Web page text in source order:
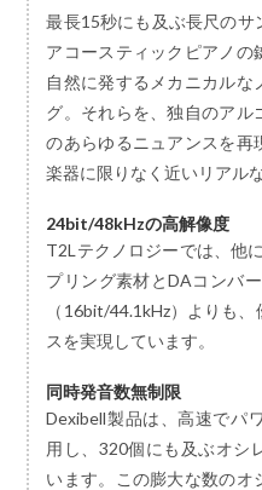
最長15秒にも及ぶ長尺の
アコースティックピアノの
自然に発するメカニカルな
グ。それらを、独自のアル
のあらゆるニュアンスを再
楽器に限りなく近いリアル
24bit/48kHzの高解像度
T2Lテクノロジーでは、他
プリング素材とDAコンバ
（16bit/44.1kHz）よりも
スを実現しています。
同時発音数無制限
Dexibell製品は、高速でパ
用し、320個にも及ぶオシ
います。この膨大な数のオ